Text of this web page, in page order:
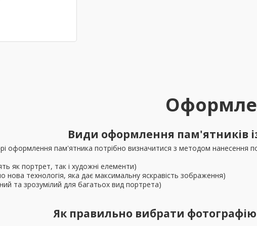
Види оформлення пам'ятників
оформлення пам'ятника потрібно визначитися з методом нанесення
як портрет, так і художні елементи)
нова технологія, яка дає максимальну яскравість зображення)
та зрозумілий для багатьох вид портрета)
Як правильно вибрати